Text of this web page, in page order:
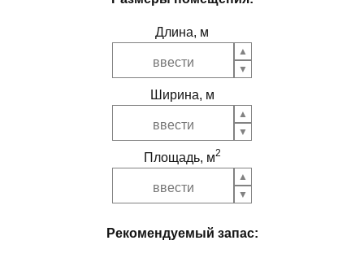
Длина, м
Ширина, м
Площадь, м2
Рекомендуемый запас: